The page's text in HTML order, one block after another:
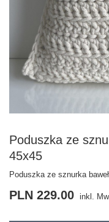
Poduszka ze
45x45
Poduszka ze sznurka
PLN 229.00 inkl.